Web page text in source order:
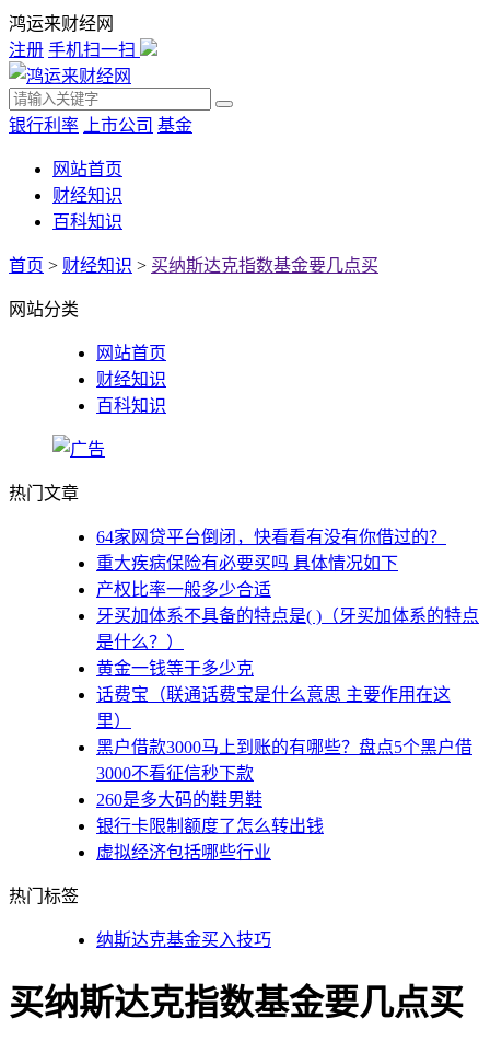
鸿运来财经网
注册 手机扫一扫
银行利率 上市公司 基金
网站首页
财经知识
百科知识
首页 > 财经知识 > 买纳斯达克指数基金要几点买
网站分类
网站首页
财经知识
百科知识
热门文章
64家网贷平台倒闭，快看看有没有你借过的？
重大疾病保险有必要买吗 具体情况如下
产权比率一般多少合适
牙买加体系不具备的特点是( )（牙买加体系的特点
是什么？）
黄金一钱等于多少克
话费宝（联通话费宝是什么意思 主要作用在这
里）
黑户借款3000马上到账的有哪些？盘点5个黑户借
3000不看征信秒下款
260是多大码的鞋男鞋
银行卡限制额度了怎么转出钱
虚拟经济包括哪些行业
热门标签
纳斯达克基金买入技巧
买纳斯达克指数基金要几点买